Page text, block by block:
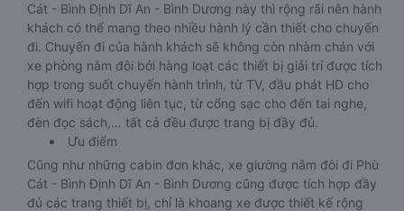
Cát - Bình Định Dĩ An - Bình Dương này thì rộng rãi nên hành
khách có thể mang theo nhiều hành lý cần thiết cho chuyến
đi. Chuyến đi của hành khách sẽ không còn nhàm chán với
xe phòng nằm đôi bởi hàng loạt các thiết bị giải trí được tích
hợp trong suốt chuyến hành trình, từ TV, đầu phát HD cho
đến wifi hoạt động liên tục, từ cổng sạc cho đến tai nghe,
đèn đọc sách,… tất cả đều được trang bị đầy đủ.
Ưu điểm
Cũng như những cabin đơn khác, xe giường nằm đôi đi Phù
Cát - Bình Định Dĩ An - Bình Dương cũng được tích hợp đầy
đủ các trang thiết bị, chỉ là khoang xe được thiết kế rộng